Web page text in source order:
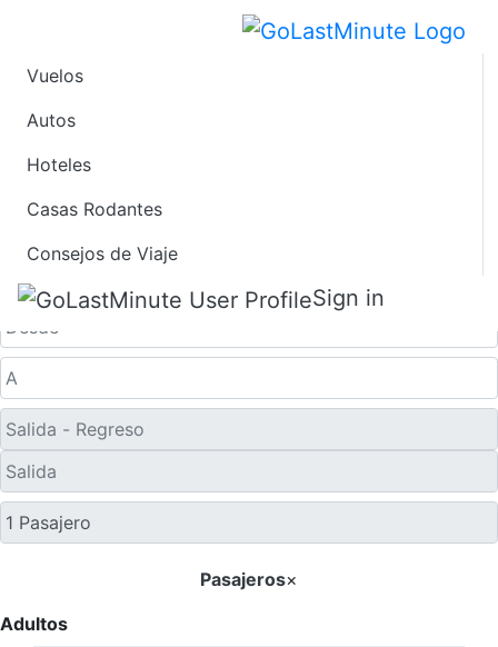
Vuelos
Autos
Hoteles
Casas Rodantes
Consejos de Viaje
Sign in
Ofertas de Viaje de
Último Minuto a
Solo ida
Pasajeros×
Adultos